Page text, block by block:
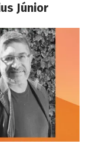
Júnior